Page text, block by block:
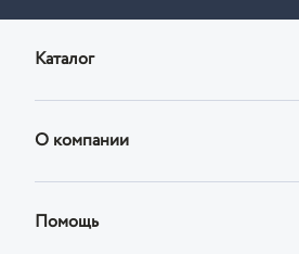
Каталог
Кресла
О компании
Помощь